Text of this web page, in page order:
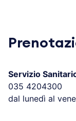
Servizio
035 4204300
dal lunedì al